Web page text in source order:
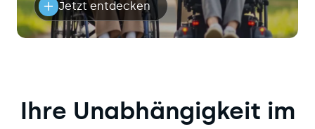
Jetzt entdecken
Ihre Unabhängigkeit im